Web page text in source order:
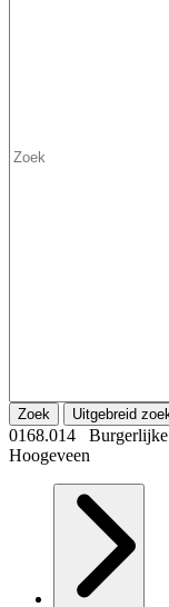
Zoek Uitgebreid
0168.014 Burgerlijke
Hoogeveen